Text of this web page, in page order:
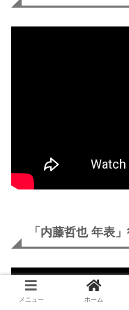
「内藤哲也 年表
メニュー ホーム